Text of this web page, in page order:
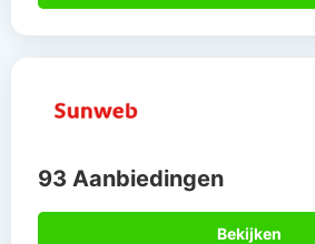
93 Aanbiedingen
Bekijken